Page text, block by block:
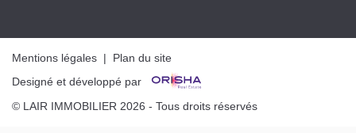
Mentions légales | Plan du site
Designé et développé par
© LAIR IMMOBILIER 2026 - Tous droits réservés